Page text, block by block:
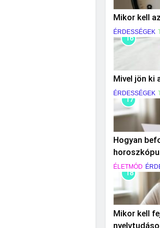
Mikor kell
ÉRDESSÉGEK
16
Mivel jön ki
ÉRDESSÉGEK
17
Hogyan
ÉLETMÓD
18
Mikor kell